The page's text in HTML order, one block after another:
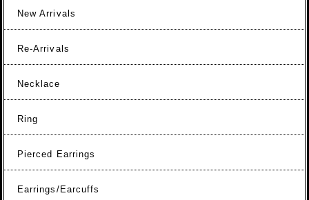
New Arrivals
Re-Arrivals
Necklace
Ring
Pierced Earrings
Earrings/Earcuffs